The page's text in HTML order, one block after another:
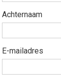
Achternaam
E-mailadres